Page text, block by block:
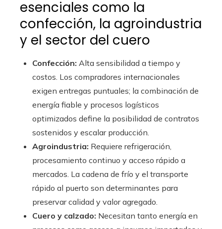
esenciales como la
confección, la agroindustria
y el sector del cuero
Confección: Alta sensibilidad a tiempo y
costos. Los compradores internacionales
exigen entregas puntuales; la combinación de
energía fiable y procesos logísticos
optimizados define la posibilidad de contratos
sostenidos y escalar producción.
Agroindustria: Requiere refrigeración,
procesamiento continuo y acceso rápido a
mercados. La cadena de frío y el transporte
rápido al puerto son determinantes para
preservar calidad y valor agregado.
Cuero y calzado: Necesitan tanto energía en